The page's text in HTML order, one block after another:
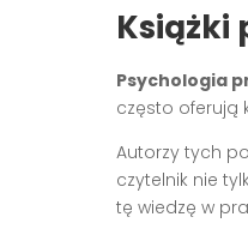
Książki
Psychologia
często oferują
Autorzy tych
czytelnik nie
tę wiedzę w